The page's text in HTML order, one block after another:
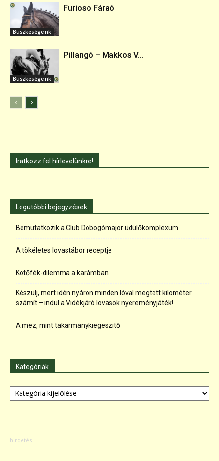
Büszkeségeink
Furioso Fáraó
Büszkeségeink
Pillangó – Makkos V...
Iratkozz fel hírlevelünkre!
Legutóbbi bejegyzések
Bemutatkozik a Club Dobogómajor üdülőkomplexum
A tökéletes lovastábor receptje
Kötőfék-dilemma a karámban
Készülj, mert idén nyáron minden lóval megtett kilométer
számít – indul a Vidékjáró lovasok nyereményjáték!
A méz, mint takarmánykiegészítő
Kategóriák
Kategóriák